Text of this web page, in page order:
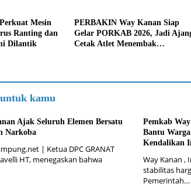
Mesin
Ranting dan
Dilantik
PERBAKIN Way Kanan Siap
Gelar PORKAB 2026, Jadi
Cetak Atlet Menembak
kamu
Ajak Seluruh Elemen Bersatu
Narkoba
| Ketua DPC GRANAT
HT, menegaskan bahwa
Pemkab
Bantu
Kendalikan
Way Kanan ,
stabilitas
Pemerintah…